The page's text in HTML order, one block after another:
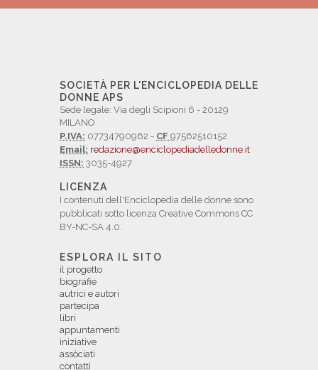
SOCIETÀ PER L'ENCICLOPEDIA DELLE
DONNE APS
Sede legale: Via degli Scipioni 6 - 20129
MILANO
P.IVA: 07734790962 - CF 97562510152
Email: redazione@enciclopediadelledonne.it
ISSN: 3035-4927
LICENZA
I contenuti dell'Enciclopedia delle donne sono
pubblicati sotto licenza Creative Commons CC
BY-NC-SA 4.0.
ESPLORA IL SITO
il progetto
biografie
autrici e autori
partecipa
libri
appuntamenti
iniziative
assòciati
contatti